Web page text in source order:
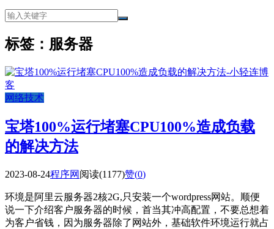
标签：服务器
网络技术
宝塔100%运行堵塞CPU100%造成负载
的解决方法
2023-08-24程序网 阅读(1177)赞(0)
环境是阿里云服务器2核2G,只安装一个wordpress网站。顺便
说一下介绍客户服务器的时候，首当其冲高配置，不要总想着
为客户省钱，因为服务器除了网站外，基础软件环境运行就占